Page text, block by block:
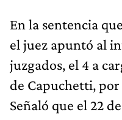
En la sentencia
el juez apuntó al
juzgados, el 4 a
de Capuchetti,
Señaló que el 22